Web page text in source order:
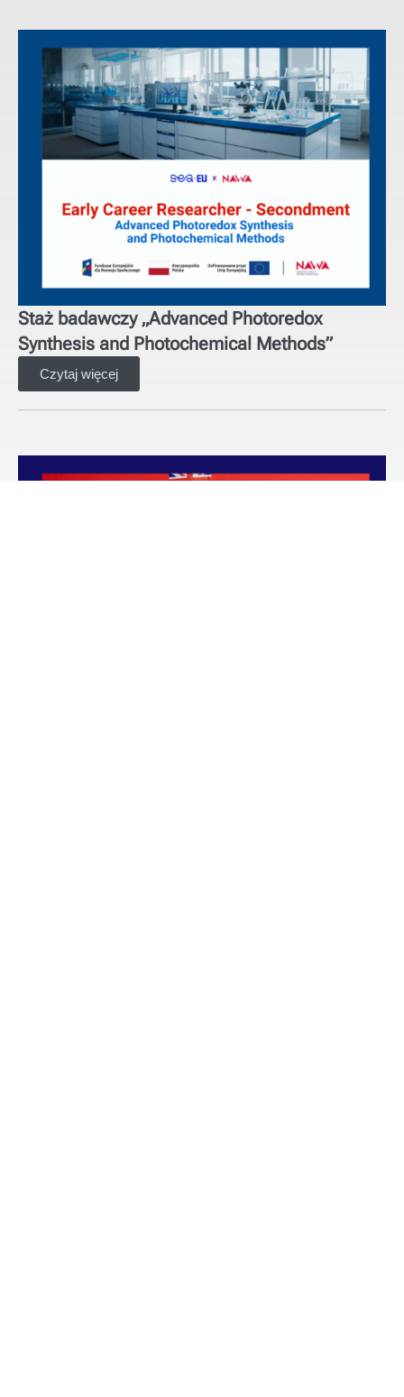
Staż badawczy „Advanced Photoredox
Synthesis and Photochemical Methods”
Czytaj więcej